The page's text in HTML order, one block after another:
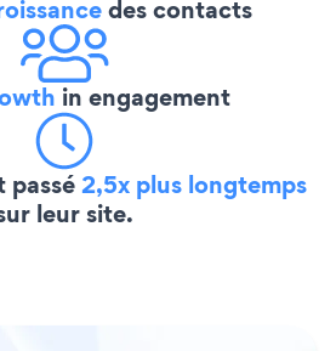
des contacts
in engagement
passé2,5x plus longtemps
leur site.